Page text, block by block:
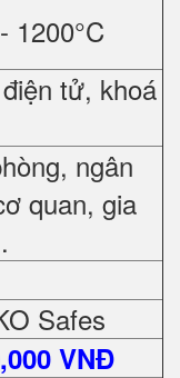
1200°C
tử, khoá
ngân
quan, gia
Safes
VNĐ